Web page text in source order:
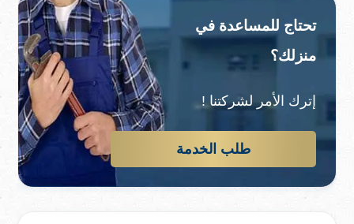
تحتاج للمساعدة في
منزلك؟
إترك الأمر لشركتنا !
طلب الخدمة